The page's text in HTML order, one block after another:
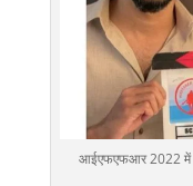
आईएफएफआर 2022 में